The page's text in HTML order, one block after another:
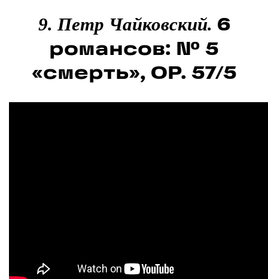
9. Петр Чайковский. 6
романсов: № 5
«смерть», OP. 57/5